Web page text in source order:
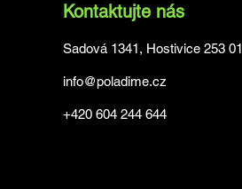
Kontaktujte nás
Sadová 1341, Hostivice 253 01
info@poladime.cz
+420 604 244 644